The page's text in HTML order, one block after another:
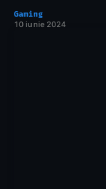
Gaming
10 iunie 2024